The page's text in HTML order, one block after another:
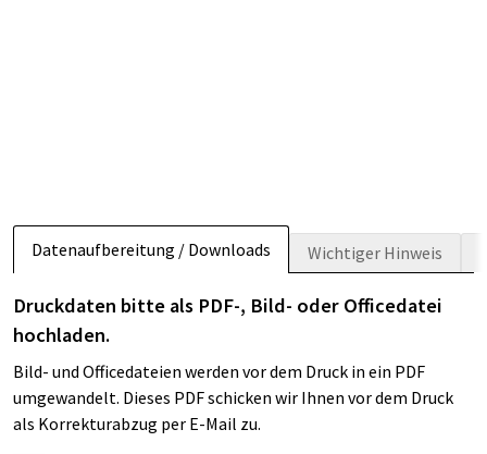
Datenaufbereitung / Downloads Wichtiger Hinweis
Druckdaten bitte als PDF-, Bild- oder Officedatei
hochladen.
Bild- und Officedateien werden vor dem Druck in ein PDF
umgewandelt. Dieses PDF schicken wir Ihnen vor dem Druck
als Korrekturabzug per E-Mail zu.